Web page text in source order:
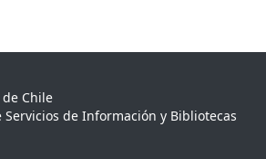
Chile
Servicios de Información y Bibliotecas